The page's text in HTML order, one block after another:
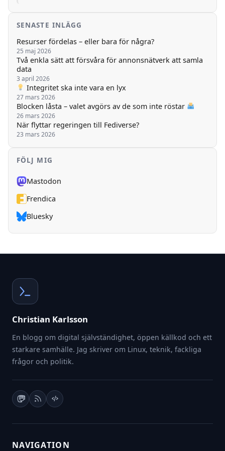
SENASTE INLÄGG
Resurser fördelas – eller bara för några?
25 maj 2026
Två enkla sätt att försvåra för annonsnätverk att samla
data
3 april 2026
Integritet ska inte vara en lyx
27 mars 2026
Blocken låsta – valet avgörs av de som inte röstar
26 mars 2026
När flyttar regeringen till Fediverse?
23 mars 2026
FÖLJ MIG
Mastodon
Frendica
Bluesky
Christian Karlsson
En blogg om digital självständighet, öppen källkod och ett
starkare samhälle. Jag skriver om Linux, teknik, fackliga
frågor och politik.
NAVIGATION